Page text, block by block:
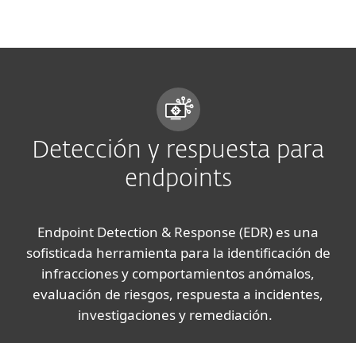
Detección y respuesta para
endpoints
Endpoint Detection & Response (EDR) es una
sofisticada herramienta para la identificación de
infracciones y comportamientos anómalos,
evaluación de riesgos, respuesta a incidentes,
investigaciones y remediación.